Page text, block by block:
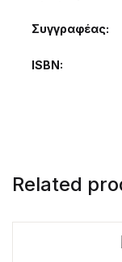
Συγγραφέας
ISBN
Related